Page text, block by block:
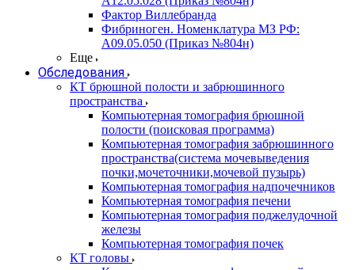
Фактор Виллебранда
Фибриноген. Номенклатура МЗ РФ:
A09.05.050 (Приказ №804н)
Еще
Обследования
КТ брюшной полости и забрюшинного
пространства
Компьютерная томография брюшной
полости (поисковая программа)
Компьютерная томография забрюшинного
пространства(система мочевыведения
почки,мочеточники,мочевой пузырь)
Компьютерная томография надпочечников
Компьютерная томография печени
Компьютерная томография поджелудочной
железы
Компьютерная томография почек
КТ головы